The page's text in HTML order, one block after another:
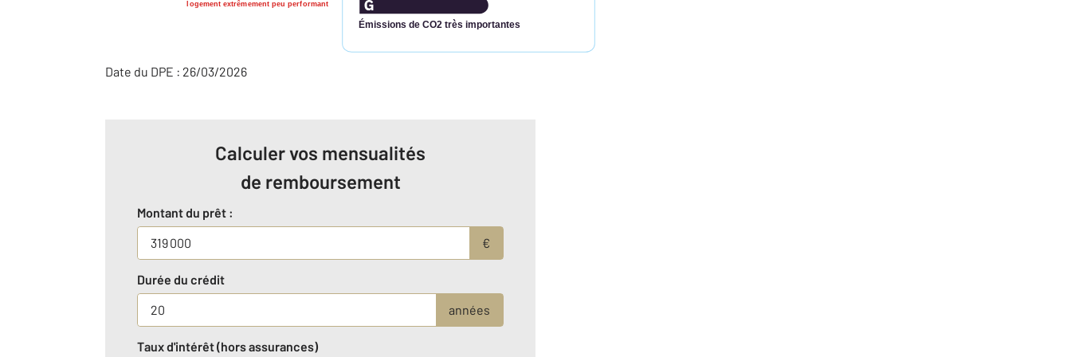
logement extrêmement peu performant
Émissions de CO2 très importantes
Date du DPE : 26/03/2026
Calculer vos mensualités
de remboursement
Montant du prêt :
€
Durée du crédit
années
Taux d'intérêt (hors assurances)